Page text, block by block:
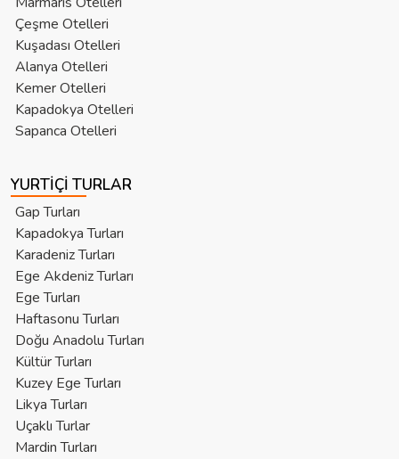
Çeşme Otelleri
Kuşadası Otelleri
Alanya Otelleri
Kemer Otelleri
Kapadokya Otelleri
Sapanca Otelleri
YURTIÇI TURLAR
Gap Turları
Kapadokya Turları
Karadeniz Turları
Ege Akdeniz Turları
Ege Turları
Haftasonu Turları
Doğu Anadolu Turları
Kültür Turları
Kuzey Ege Turları
Likya Turları
Uçaklı Turlar
Mardin Turları